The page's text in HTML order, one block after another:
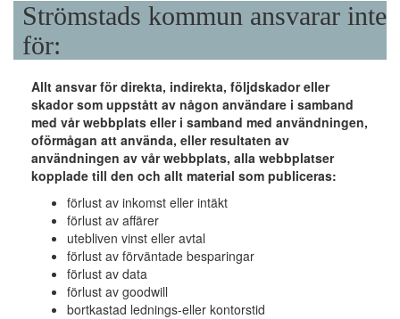
Strömstads kommun ansvarar inte
för:
Allt ansvar för direkta, indirekta, följdskador eller
skador som uppstått av någon användare i samband
med vår webbplats eller i samband med användningen,
oförmågan att använda, eller resultaten av
användningen av vår webbplats, alla webbplatser
kopplade till den och allt material som publiceras:
förlust av inkomst eller intäkt
förlust av affärer
utebliven vinst eller avtal
förlust av förväntade besparingar
förlust av data
förlust av goodwill
bortkastad lednings-eller kontorstid